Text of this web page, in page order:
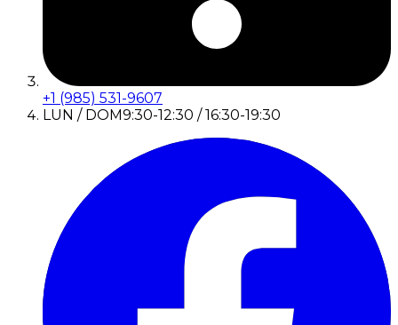
+1 (985) 531-9607
LUN / DOM9:30-12:30 / 16:30-19:30